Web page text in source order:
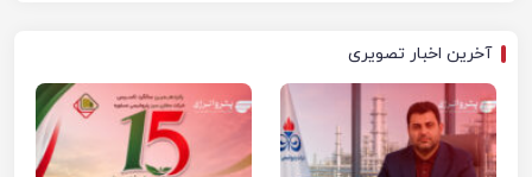
آخرین اخبار تصویری